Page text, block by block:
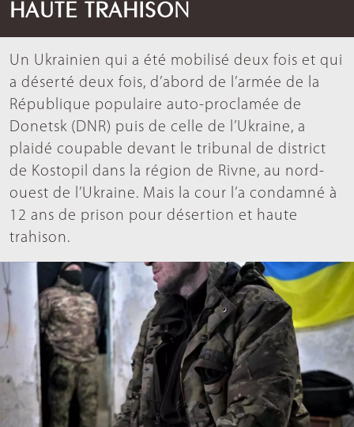
HAUTE TRAHISON
Un Ukrainien qui a été mobilisé deux fois et qui
a déserté deux fois, d’abord de l’armée de la
République populaire auto-proclamée de
Donetsk (DNR) puis de celle de l’Ukraine, a
plaidé coupable devant le tribunal de district
de Kostopil dans la région de Rivne, au nord-
ouest de l’Ukraine. Mais la cour l’a condamné à
12 ans de prison pour désertion et haute
trahison.